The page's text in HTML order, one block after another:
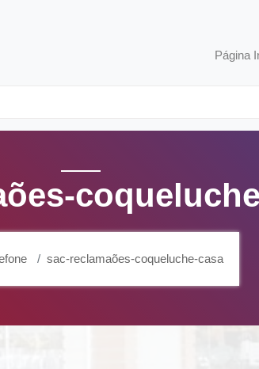
Página
sac-reclamaões-coqueluche-casa